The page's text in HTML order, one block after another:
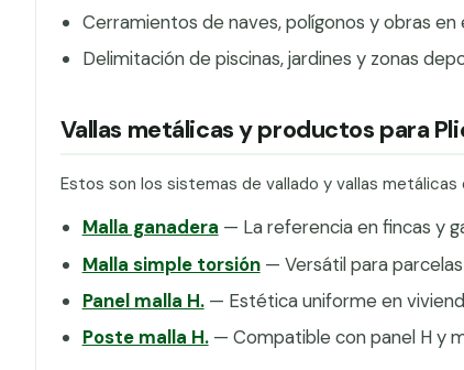
Cerramientos de naves, polígonos y obras en
Delimitación de piscinas, jardines y zonas
Vallas metálicas y productos para
Estos son los sistemas de vallado y vallas
Malla ganadera — La referencia en fincas y
Malla simple torsión— Versátil para
Panel malla H.— Estética uniforme en
Poste malla H.— Compatible con panel H y